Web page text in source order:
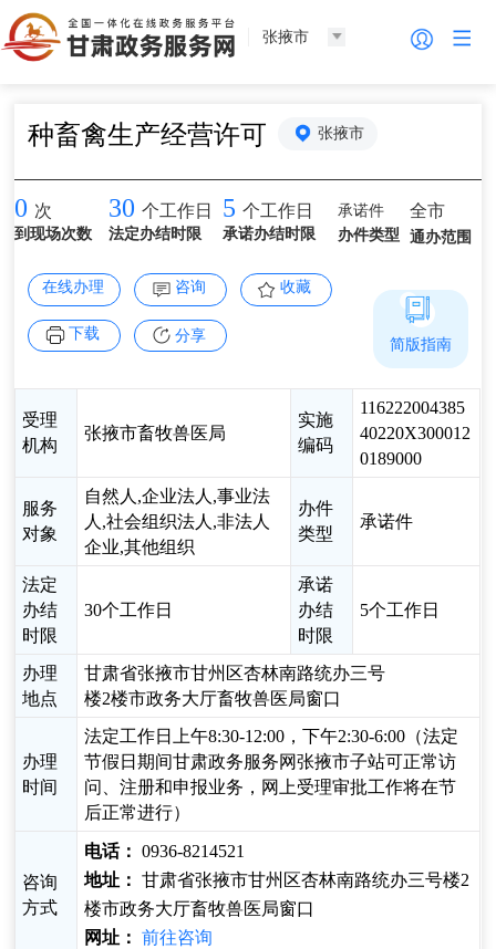
张掖市
种畜禽生产经营许可 张掖市
0 次
到现场次数
30 个工作日
法定办结时限
5 个工作日
承诺办结时限
承诺件
办件类型
全市
通办范围
在线办理 咨询 收藏
下载 分享
受理
机构
张掖市畜牧兽医局
实施
编码
116222004385
40220X300012
0189000
服务
对象
自然人,企业法人,事业法
人,社会组织法人,非法人
企业,其他组织
办件
类型
承诺件
法定
办结
时限
30个工作日
承诺
办结
时限
5个工作日
办理
地点
甘肃省张掖市甘州区杏林南路统办三号
楼2楼市政务大厅畜牧兽医局窗口
办理
时间
法定工作日上午8:30-12:00，下午2:30-6:00（法定
节假日期间甘肃政务服务网张掖市子站可正常访
问、注册和申报业务，网上受理审批工作将在节
后正常进行）
咨询
方式
电话： 0936-8214521
地址： 甘肃省张掖市甘州区杏林南路统办三号楼2
楼市政务大厅畜牧兽医局窗口
网址： 前往咨询
简版指南